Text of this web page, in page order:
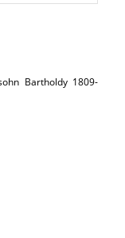
Bartholdy 1809-